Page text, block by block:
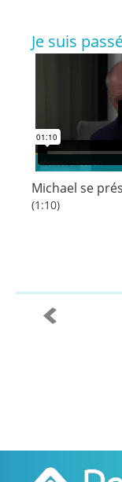
Je suis
Michael se
(1:10)